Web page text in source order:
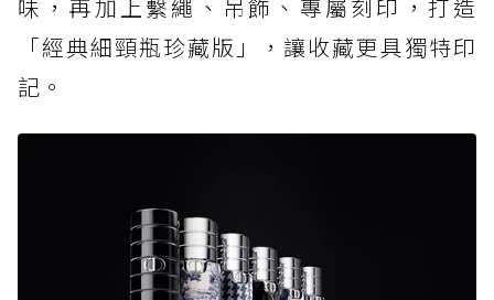
味，再加上繫繩、吊飾、專屬刻印，打造
「經典細頸瓶珍藏版」，讓收藏更具獨特印
記。